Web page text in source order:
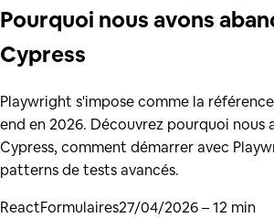
Pourquoi nous avons
Cypress
Playwright s'impose comme la
end en 2026. Découvrez pourquoi nous
Cypress, comment démarrer avec
patterns de tests avancés.
ReactFormulaires27/04/2026– 12 min